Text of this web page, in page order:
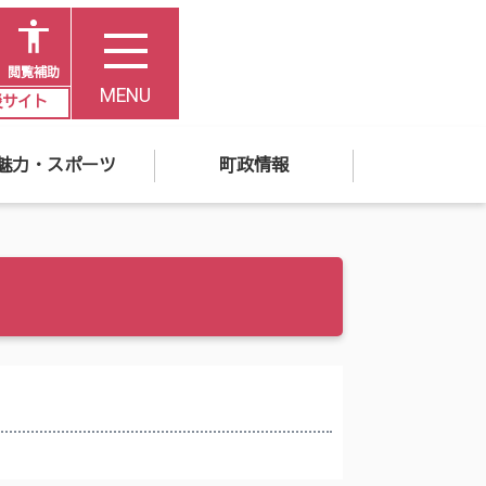
閲覧補助
イト MENU
力・スポーツ 町政情報